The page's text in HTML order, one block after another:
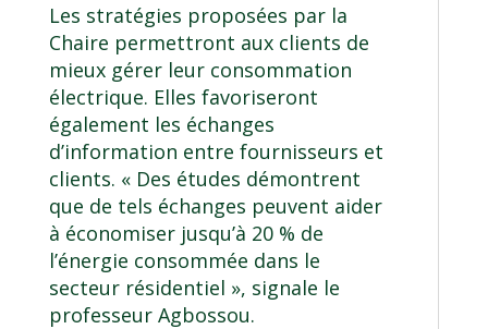
Les stratégies proposées par la
Chaire permettront aux clients de
mieux gérer leur consommation
électrique. Elles favoriseront
également les échanges
d’information entre fournisseurs et
clients. « Des études démontrent
que de tels échanges peuvent aider
à économiser jusqu’à 20 % de
l’énergie consommée dans le
secteur résidentiel », signale le
professeur Agbossou.